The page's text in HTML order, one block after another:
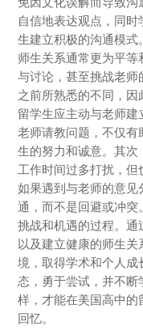
自信地表达观点，同
生建立积极的沟通模
师生关系通常更为平
与讨论，甚至挑战老
之前所熟悉的不同，因
留学生应主动与老师建
老师请教问题，不仅
生的努力和诚意。其
工作时间过多打扰，但
如果遇到与老师的意
通，而不是回避或冲
挑战和机遇的过程。
以及建立健康的师生
境，取得学术和个人
态，勇于尝试，并不
样，才能在美国高中
回忆。